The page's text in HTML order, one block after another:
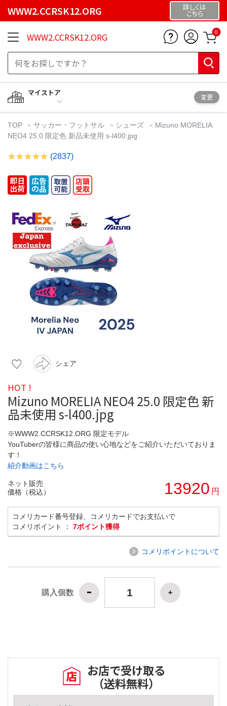
WWW2.CCRSK12.ORG 詳しくは
こちら
WWW2.CCRSK12.ORG 0
マイストア
変更
TOP サッカー・フットサル シューズ
Mizuno MORELIA
NEO4 25.0 限定色 新品未使用 s-l400.jpg
(2837)
シェア
HOT !
Mizuno MORELIA NEO4 25.0 限定色 新
品未使用 s-l400.jpg
※WWW2.CCRSK12.ORG 限定モデル
YouTuberの皆様に商品の使い心地などをご紹介いただいておりま
す！
紹介動画はこちら
ネット販売
価格（税込）
13920 円
コメリカード番号登録、コメリカードでお支払いで
コメリポイント ： 7ポイント獲得
コメリポイントについて
購入個数
お店で受け取る
（送料無料）